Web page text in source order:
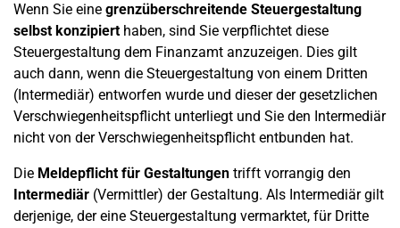
Wenn Sie eine grenzüberschreitende Steuergestaltung
selbst konzipierthaben, sind Sie verpflichtet diese
Steuergestaltung dem Finanzamt anzuzeigen. Dies gilt
auch dann, wenn die Steuergestaltung von einem Dritten
(Intermediär) entworfen wurde und dieser der gesetzlichen
Verschwiegenheitspflicht unterliegt und Sie den Intermediär
nicht von der Verschwiegenheitspflicht entbunden hat.
Die Meldepflicht für Gestaltungen trifft vorrangig den
Intermediär (Vermittler) der Gestaltung. Als Intermediär gilt
derjenige, der eine Steuergestaltung vermarktet, für Dritte